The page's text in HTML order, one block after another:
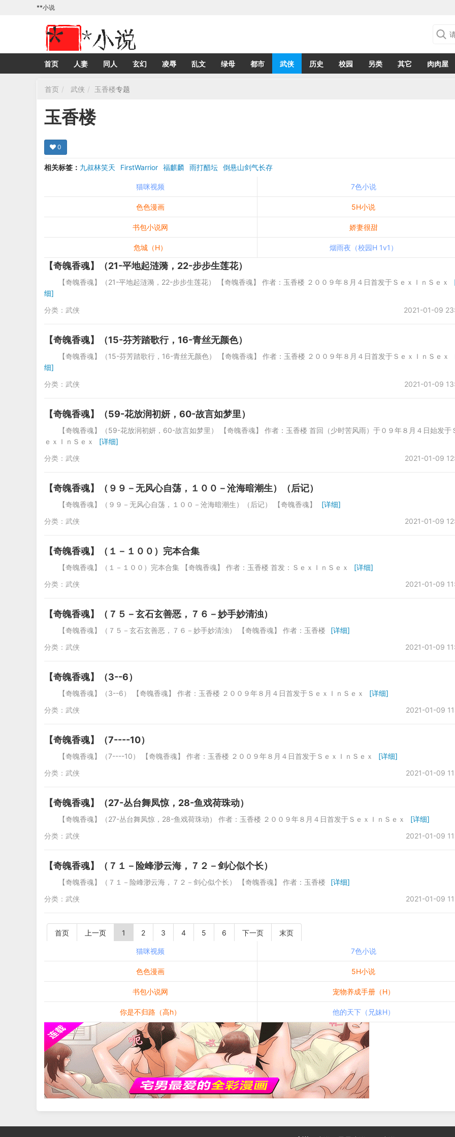
**小说
首页 人妻 同人 玄幻 凌辱 乱文 绿母 都市 武侠 历史 校园 另类 其它 肉肉屋
首页 武侠 玉香楼专题
玉香楼
0
相关标签： 九叔林笑天 FirstWarrior 福麒麟 雨打醋坛 倒悬山剑气长存
猫咪视频 7色小说
色色漫画 5H小说
书包小说网 娇妻很甜
危城（H） 烟雨夜（校园H 1v1）
【奇魄香魂】（21-平地起涟漪，22-步步生莲花）
【奇魄香魂】（21-平地起涟漪，22-步步生莲花） 【奇魄香魂】 作者：玉香楼 ２００９年８月４日首发于ＳｅｘＩｎＳｅｘ
细]
2021-01-09
分类： 武侠
【奇魄香魂】（15-芬芳踏歌行，16-青丝无颜色）
【奇魄香魂】（15-芬芳踏歌行，16-青丝无颜色） 【奇魄香魂】 作者：玉香楼 ２００９年８月４日首发于ＳｅｘＩｎＳｅｘ
细]
2021-01-09
分类： 武侠
【奇魄香魂】（59-花放润初妍，60-故言如梦里）
【奇魄香魂】（59-花放润初妍，60-故言如梦里） 【奇魄香魂】 作者：玉香楼 首回（少时苦风雨）于０９年８月４日始发于
ｅｘＩｎＳｅｘ
[详细]
2021-01-09
分类： 武侠
【奇魄香魂】（９９－无风心自荡，１００－沧海暗潮生）（后记）
【奇魄香魂】（９９－无风心自荡，１００－沧海暗潮生）（后记） 【奇魄香魂】
[详细]
2021-01-09
分类： 武侠
【奇魄香魂】（１－１００）完本合集
【奇魄香魂】（１－１００）完本合集 【奇魄香魂】 作者：玉香楼 首发：ＳｅｘＩｎＳｅｘ
[详细]
2021-01-09
分类： 武侠
【奇魄香魂】（７５－玄石玄善恶，７６－妙手妙清浊）
【奇魄香魂】（７５－玄石玄善恶，７６－妙手妙清浊） 【奇魄香魂】 作者：玉香楼
[详细]
2021-01-09
分类： 武侠
【奇魄香魂】（3--6）
【奇魄香魂】（3--6） 【奇魄香魂】 作者：玉香楼 ２００９年８月４日首发于ＳｅｘＩｎＳｅｘ
[详细]
2021-01-09
分类： 武侠
【奇魄香魂】（7----10）
【奇魄香魂】（7----10） 【奇魄香魂】 作者：玉香楼 ２００９年８月４日首发于ＳｅｘＩｎＳｅｘ
[详细]
2021-01-09
分类： 武侠
【奇魄香魂】（27-丛台舞凤惊，28-鱼戏荷珠动）
【奇魄香魂】（27-丛台舞凤惊，28-鱼戏荷珠动） 作者：玉香楼 ２００９年８月４日首发于ＳｅｘＩｎＳｅｘ
[详细]
2021-01-09
分类： 武侠
【奇魄香魂】（７１－险峰渺云海，７２－剑心似个长）
【奇魄香魂】（７１－险峰渺云海，７２－剑心似个长） 【奇魄香魂】 作者：玉香楼
[详细]
2021-01-09
分类： 武侠
首页 上一页 1 2 3 4 5 6 下一页 末页
猫咪视频 7色小说
色色漫画 5H小说
书包小说网 宠物养成手册（H）
你是不归路（高h） 他的天下（兄妹H）